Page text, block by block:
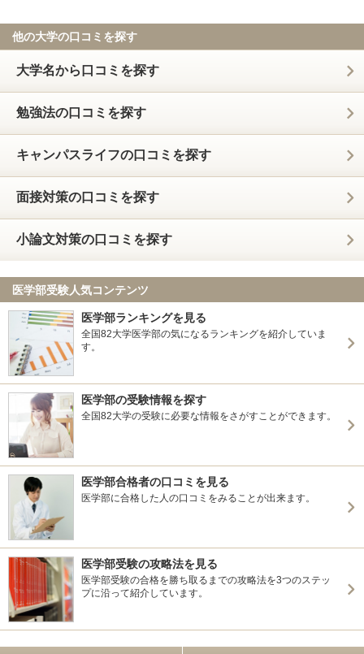
他の大学の口コミを探す
大学名から口コミを探す
勉強法の口コミを探す
キャンパスライフの口コミを探す
面接対策の口コミを探す
小論文対策の口コミを探す
医学部受験人気コンテンツ
医学部ランキングを見る
全国82大学医学部の気になるランキングを紹介していま
す。
医学部の受験情報を探す
全国82大学の受験に必要な情報をさがすことができます。
医学部合格者の口コミを見る
医学部に合格した人の口コミをみることが出来ます。
医学部受験の攻略法を見る
医学部受験の合格を勝ち取るまでの攻略法を3つのステッ
プに沿って紹介しています。